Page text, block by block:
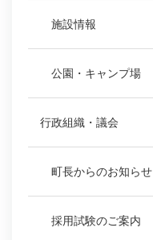
施設情報
公園・キャンプ場
行政組織・議会
町長からのお知らせ
採用試験のご案内